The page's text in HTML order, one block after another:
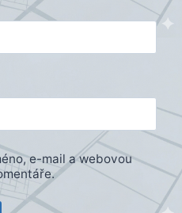
e-mail a webovou